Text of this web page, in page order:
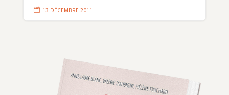
 13 DÉCEMBRE 2011